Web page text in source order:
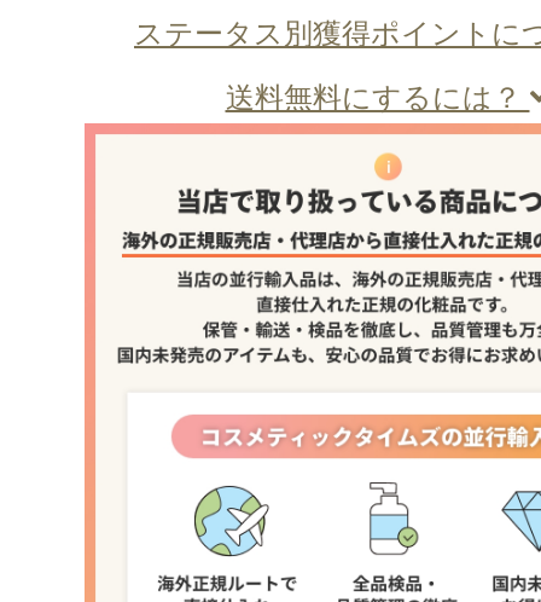
ステータス別獲得ポイントに
送料無料にするには？